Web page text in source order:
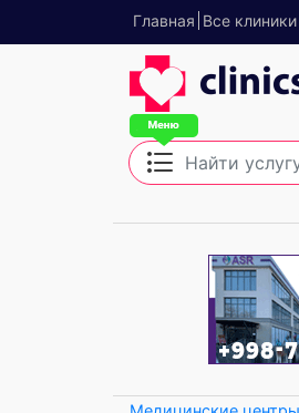
Главная Все клиники